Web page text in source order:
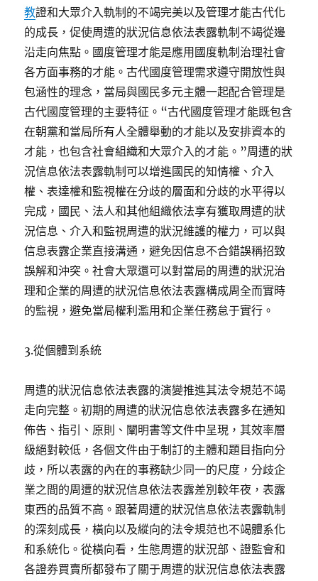
教證和大眾介入軌制的不竭完美以及管理才能古代化
的成長，促使周遭的狀況信息依法表露軌制不竭從邊
沿走向焦點。國度管理才能是應用國度軌制治理社會
各方面事務的才能。古代國度管理需求遵守開放性與
包涵性的理念，當局與國民多元主體一起配合管理是
古代國度管理的主要特征。“古代國度管理才能既包含
在朝黨和當局所有人全體舉動的才能以及安排資本的
才能，也包含社會組織和大眾介入的才能。”周遭的狀
況信息依法表露軌制可以增進國民的知情權、介入
權、表達權和監視權在分歧的層面和分歧的水平得以
完成，國民、法人和其他組織依法享有獲取周遭的狀
況信息、介入和監視周遭的狀況維護的權力，可以與
信息表露企業直接溝通，避免因信息不合錯誤稱招致
誤解和沖突。社會大眾還可以對當局的周遭的狀況治
理和企業的周遭的狀況信息依法表露構成周全而實時
的監視，避免當局權利濫用和企業任務怠于實行。
3.從個體到系統
周遭的狀況信息依法表露的演變推進其法令規范不竭
走向完整。初期的周遭的狀況信息依法表露多在通知
佈告、指引、原則、闡明書等文件中呈現，其效率層
級絕對較低，各個文件由于制訂的主體和題目指向分
歧，所以表露的內在的事務缺少同一的尺度，分歧企
業之間的周遭的狀況信息依法表露差別較年夜，表露
東西的品質不高。跟著周遭的狀況信息依法表露軌制
的深刻成長，橫向以及縱向的法令規范也不竭體系化
和系統化。從橫向看，生態周遭的狀況部、證監會和
各證券買賣所都發布了關于周遭的狀況信息依法表露